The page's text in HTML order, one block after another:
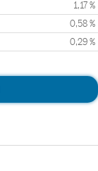
1,17 %
0,58 %
0,29 %